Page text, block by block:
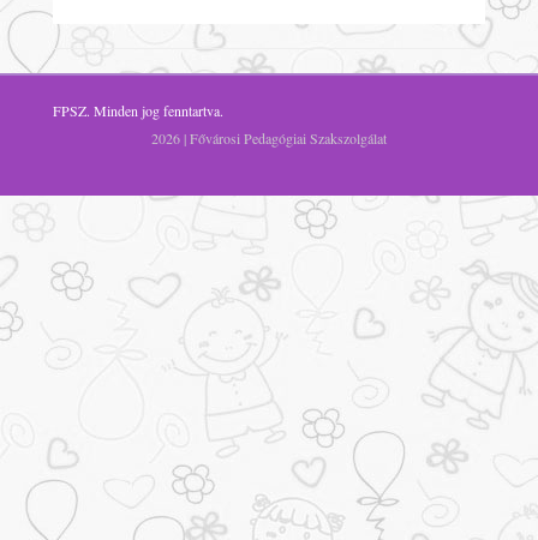
FPSZ. Minden jog fenntartva.
2026 | Fővárosi Pedagógiai Szakszolgálat